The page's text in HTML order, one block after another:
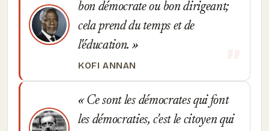
bon démocrate ou bon dirigeant;
cela prend du temps et de
l'éducation.
KOFI ANNAN
Ce sont les démocrates qui font
les démocraties, c'est le citoyen qui